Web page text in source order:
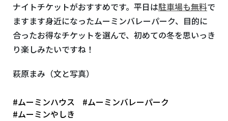
ナイトチケットがおすすめです。平日は駐車場も無料で
ますます身近になったムーミンバレーパーク、目的に
合ったお得なチケットを選んで、初めての冬を思いっき
り楽しみたいですね！
萩原まみ（文と写真）
#ムーミンハウス
#ムーミンバレーパーク
#ムーミンやしき